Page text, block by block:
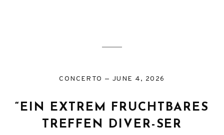
CONCERTO JUNE 4, 2026
“EIN EXTREM FRUCHTBARES
TREFFEN DIVER-SER